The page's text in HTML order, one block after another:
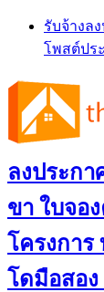
Skip
content
รับจ้างล
โพสต์ปร
ลงประก
ขา ใบจอ
โครงการ
โดมือสอง